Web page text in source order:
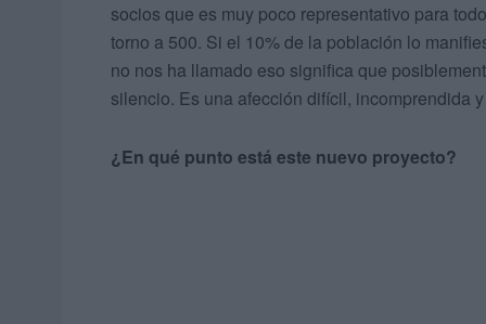
socios que es muy poco representativo para
torno a 500. Si el 10% de la población lo
no nos ha llamado eso significa que
silencio. Es una afección difícil, incomprendida
¿En qué punto está este nuevo proyecto?